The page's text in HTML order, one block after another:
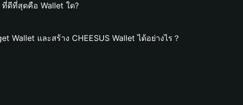
ที่ดีที่สุดคือ Wallet ใด?
Wallet และสร้าง CHEESUS Wallet ได้อย่างไร？